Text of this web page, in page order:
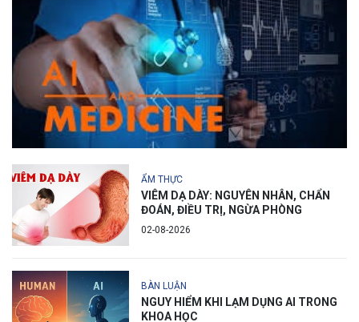
ẨM THỰC
VIÊM DẠ DÀY: NGUYÊN NHÂN, CHẨN
ĐOÁN, ĐIỀU TRỊ, NGỪA PHÒNG
02-08-2026
BÀN LUẬN
NGUY HIỂM KHI LẠM DỤNG AI TRONG
KHOA HỌC